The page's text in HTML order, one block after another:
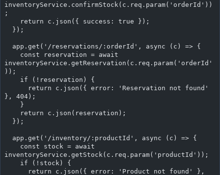
inventoryService.confirmStock(c.req.param('orderId'))
;
    return c.json({ success: true });
  });
  app.get('/reservations/:orderId', async (c) => {
inventoryService.getReservation(c.req.param('orderId'
));
    if (!reservation) {
}, 404);
    }
    return c.json(reservation);
  });
  app.get('/inventory/:productId', async (c) => {
inventoryService.getStock(c.req.param('productId'));
    if (!stock) {